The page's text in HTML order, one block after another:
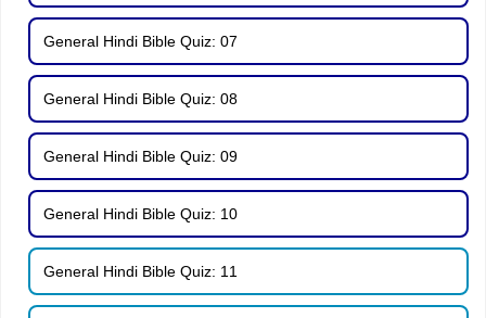
General Hindi Bible Quiz: 07
General Hindi Bible Quiz: 08
General Hindi Bible Quiz: 09
General Hindi Bible Quiz: 10
General Hindi Bible Quiz: 11